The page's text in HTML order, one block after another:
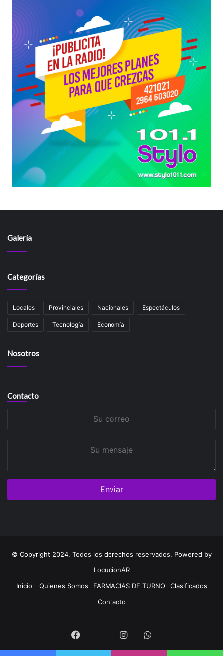
Galería
Categorías
Locales Provinciales Nacionales Espectáculos
Deportes Tecnología Economía
Nosotros
Contacto
© Copyright 2024, Todos los derechos reservados. Powered by
LocucionAR
Inicio
Quienes Somos FARMACIAS DE TURNO
Clasificados
Contacto
Facebook InstagramWhatsapp